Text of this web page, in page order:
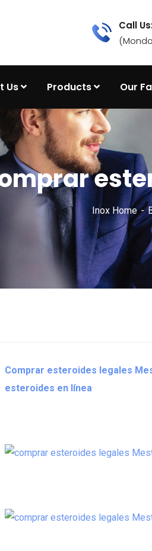
Call
Us Products Our
Inox Home
Comprar esteroides legales
esteroides en línea